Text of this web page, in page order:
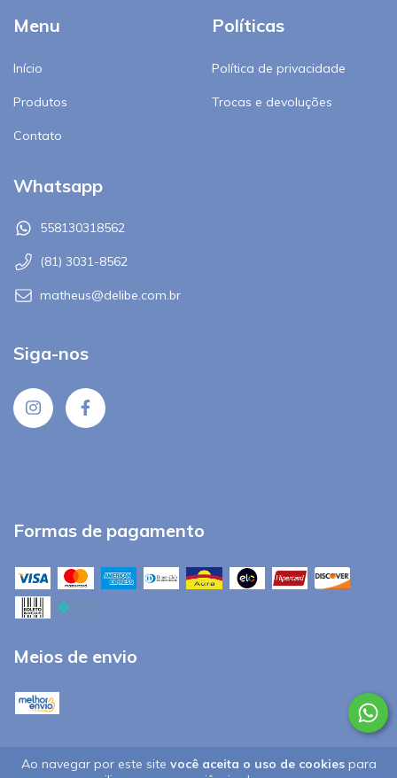
Ao navegar por este site você aceita o uso de cookiespara
Menu
Início
Produtos
Contato
Políticas
Política de privacidade
Trocas e devoluções
Whatsapp
558130318562
(81) 3031-8562
matheus@delibe.com.br
Siga-nos
Formas de pagamento
Meios de envio